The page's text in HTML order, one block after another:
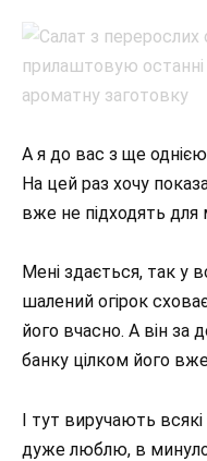
А я до вас з ще однією
На цей раз хочу
вже не підходять для
Мені здається, так у
шалений огірок
його вчасно. А він
банку цілком його
І тут виручають всякі
дуже люблю, в